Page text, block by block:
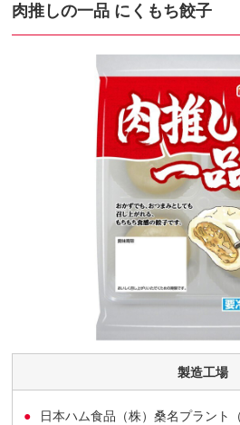
肉推しの一品 にくもち餃子
製造工場
日本ハム食品（株）桑名プラント